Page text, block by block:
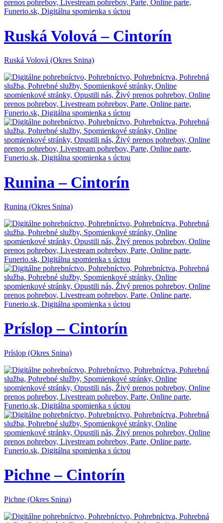
Ruská Volová – Cintorín
Ruská Volová (Okres Snina)
Runina – Cintorín
Runina (Okres Snina)
Príslop – Cintorín
Príslop (Okres Snina)
Pichne – Cintorín
Pichne (Okres Snina)